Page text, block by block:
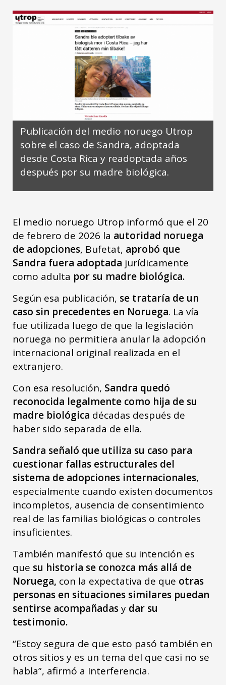
Publicación del medio noruego Utrop
sobre el caso de Sandra, adoptada
desde Costa Rica y readoptada años
después por su madre biológica.
El medio noruego Utrop informó que el 20
de febrero de 2026 la autoridad noruega
de adopciones, Bufetat, aprobó que
Sandra fuera adoptada jurídicamente
como adulta por su madre biológica.
Según esa publicación, se trataría de un
caso sin precedentes en Noruega. La vía
fue utilizada luego de que la legislación
noruega no permitiera anular la adopción
internacional original realizada en el
extranjero.
Con esa resolución, Sandra quedó
reconocida legalmente como hija de su
madre biológica décadas después de
haber sido separada de ella.
Sandra señaló que utiliza su caso para
cuestionar fallas estructurales del
sistema de adopciones internacionales,
especialmente cuando existen documentos
incompletos, ausencia de consentimiento
real de las familias biológicas o controles
insuficientes.
También manifestó que su intención es
que su historia se conozca más allá de
Noruega, con la expectativa de que otras
personas en situaciones similares puedan
sentirse acompañadasy dar su
testimonio.
“Estoy segura de que esto pasó también en
otros sitios y es un tema del que casi no se
habla”, afirmó a Interferencia.